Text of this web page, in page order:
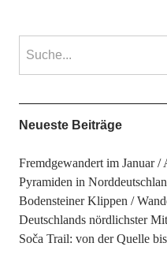
Neueste Beiträge
Fremdgewandert im Januar
Pyramiden in
Bodensteiner Klippen
Deutschlands nördlichster
Soča Trail: von der Quelle